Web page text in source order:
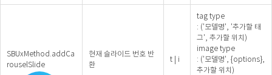
SBUxMethod.addCa
rouselSlide
현재 슬라이드 번호 반
환
t | i
tag type
: ('모델명', '추가할 태
그', 추가할 위치)
image type
: ('모델명', {options},
추가할 위치)